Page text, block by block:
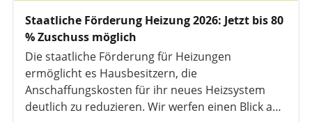
Staatliche Förderung Heizung 2026: Jetzt bis 80
% Zuschuss möglich
Die staatliche Förderung für Heizungen
ermöglicht es Hausbesitzern, die
Anschaffungskosten für ihr neues Heizsystem
deutlich zu reduzieren. Wir werfen einen Blick auf